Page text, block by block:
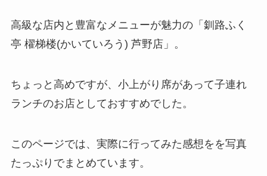
高級な店内と豊富なメニューが魅力の「釧路ふく
亭 櫂梯楼(かいていろう) 芦野店」。
ちょっと高めですが、小上がり席があって子連れ
ランチのお店としておすすめでした。
このページでは、実際に行ってみた感想をを写真
たっぷりでまとめています。